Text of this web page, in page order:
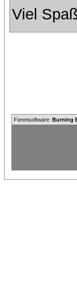
Viel
Forensoftware: Burning